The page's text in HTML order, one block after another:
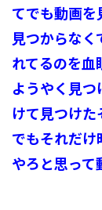
てでも動画を
見つからな
れてるのを血
ようやく見
けて見つけ
でもそれだ
やろと思って